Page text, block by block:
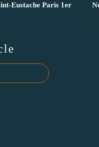
Eustache Paris 1er